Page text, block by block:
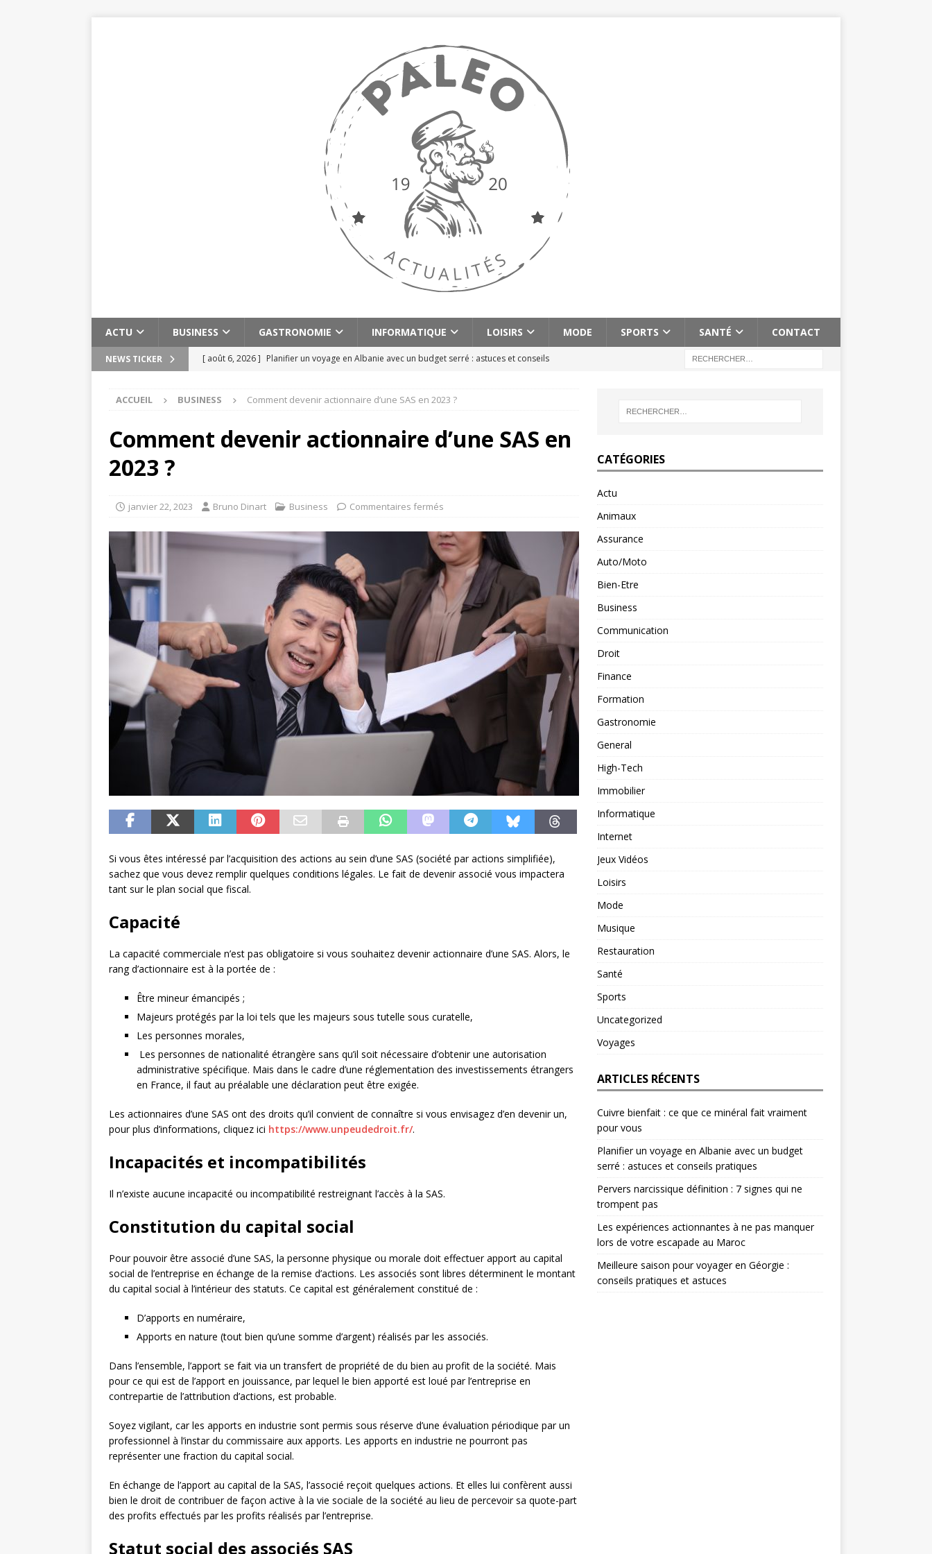
ACTU BUSINESS GASTRONOMIE INFORMATIQUE LOISIRS MODE SPORTS SANTÉ CONTACT
NEWS TICKER [ août 6, 2026 ] Planifier un voyage en Albanie avec un budget serré : astuces et conseils
[ août 3, 2026 ] Pervers narcissique définition : 7 signes qui ne trompent pas
[ août 2, 2026 ]
Les expériences actionnantes à ne pas manquer lors de votre escapade au
ACTU
ACCUEIL BUSINESS Comment devenir actionnaire d’une SAS en 2023 ?
Comment devenir actionnaire d’une SAS en
2023 ?
janvier 22, 2023 Bruno Dinart Business Commentaires fermés
Si vous êtes intéressé par l’acquisition des actions au sein d’une SAS (société par actions simplifiée),
sachez que vous devez remplir quelques conditions légales. Le fait de devenir associé vous impactera
tant sur le plan social que fiscal.
Capacité
La capacité commerciale n’est pas obligatoire si vous souhaitez devenir actionnaire d’une SAS. Alors, le
rang d’actionnaire est à la portée de :
Être mineur émancipés ;
Majeurs protégés par la loi tels que les majeurs sous tutelle sous curatelle,
Les personnes morales,
Les personnes de nationalité étrangère sans qu’il soit nécessaire d’obtenir une autorisation
administrative spécifique. Mais dans le cadre d’une réglementation des investissements étrangers
en France, il faut au préalable une déclaration peut être exigée.
Les actionnaires d’une SAS ont des droits qu’il convient de connaître si vous envisagez d’en devenir un,
pour plus d’informations, cliquez ici https://www.unpeudedroit.fr/.
Incapacités et incompatibilités
Il n’existe aucune incapacité ou incompatibilité restreignant l’accès à la SAS.
Constitution du capital social
Pour pouvoir être associé d’une SAS, la personne physique ou morale doit effectuer apport au capital
social de l’entreprise en échange de la remise d’actions. Les associés sont libres déterminent le montant
du capital social à l’intérieur des statuts. Ce capital est généralement constitué de :
D’apports en numéraire,
Apports en nature (tout bien qu’une somme d’argent) réalisés par les associés.
Dans l’ensemble, l’apport se fait via un transfert de propriété de du bien au profit de la société. Mais
pour ce qui est de l’apport en jouissance, par lequel le bien apporté est loué par l’entreprise en
contrepartie de l’attribution d’actions, est probable.
Soyez vigilant, car les apports en industrie sont permis sous réserve d’une évaluation périodique par un
professionnel à l’instar du commissaire aux apports. Les apports en industrie ne pourront pas
représenter une fraction du capital social.
En échange de l’apport au capital de la SAS, l’associé reçoit quelques actions. Et elles lui confèrent aussi
bien le droit de contribuer de façon active à la vie sociale de la société au lieu de percevoir sa quote-part
des profits effectués par les profits réalisés par l’entreprise.
Statut social des associés SAS
CATÉGORIES
Actu
Animaux
Assurance
Auto/Moto
Bien-Etre
Business
Communication
Droit
Finance
Formation
Gastronomie
General
High-Tech
Immobilier
Informatique
Internet
Jeux Vidéos
Loisirs
Mode
Musique
Restauration
Santé
Sports
Uncategorized
Voyages
ARTICLES RÉCENTS
Cuivre bienfait : ce que ce minéral fait vraiment
pour vous
Planifier un voyage en Albanie avec un budget
serré : astuces et conseils pratiques
Pervers narcissique définition : 7 signes qui ne
trompent pas
Les expériences actionnantes à ne pas manquer
lors de votre escapade au Maroc
Meilleure saison pour voyager en Géorgie :
conseils pratiques et astuces